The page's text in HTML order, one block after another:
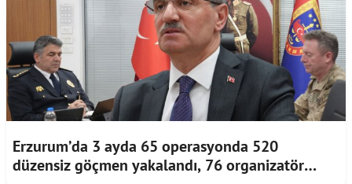
Erzurum’da 3 ayda 65 operasyonda 520
düzensiz göçmen yakalandı, 76 organizatör